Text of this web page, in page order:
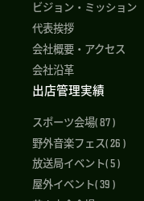
ビジョン・ミッション
代表挨拶
会社概要・アクセス
会社沿革
出店管理実績
スポーツ会場( 87 )
野外音楽フェス( 26 )
放送局イベント( 5 )
屋外イベント( 39 )